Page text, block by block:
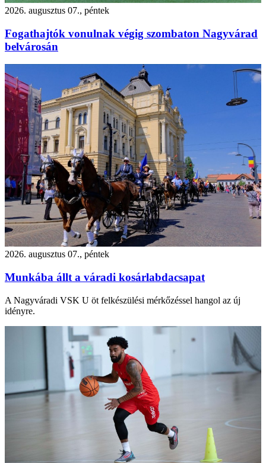
2026. augusztus 07., péntek
Fogathajtók vonulnak végig szombaton Nagyvárad
belvárosán
2026. augusztus 07., péntek
Munkába állt a váradi kosárlabdacsapat
A Nagyváradi VSK U öt felkészülési mérkőzéssel hangol az új
idényre.